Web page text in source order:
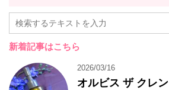
新着記事はこちら
2026/03/16
オルビス ザ クレ